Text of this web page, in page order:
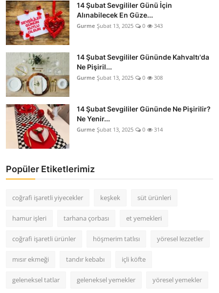
14 Şubat Sevgililer Günü İçin
Alınabilecek En Güze...
Gurme Şubat 13, 2025 0 343
14 Şubat Sevgililer Gününde Kahvaltı'da
Ne Pişiril...
Gurme Şubat 13, 2025 0 308
14 Şubat Sevgililer Gününde Ne Pişirilir?
Ne Yenir...
Gurme Şubat 13, 2025 0 314
Popüler Etiketlerimiz
coğrafi işaretli yiyecekler keşkek süt ürünleri
hamur işleri tarhana çorbası et yemekleri
coğrafi işaretli ürünler höşmerim tatlısı yöresel lezzetler
mısır ekmeği tandır kebabı içli köfte
geleneksel tatlar geleneksel yemekler yöresel yemekler